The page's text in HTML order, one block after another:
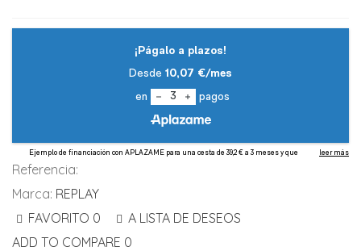
Referencia:
Marca: REPLAY
FAVORITO 0
A LISTA DE DESEOS
ADD TO COMPARE 0